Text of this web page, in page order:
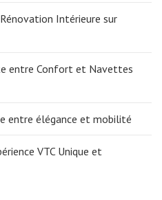
Intérieure sur
entre Confort et Navettes
entre élégance et mobilité
VTC Unique et